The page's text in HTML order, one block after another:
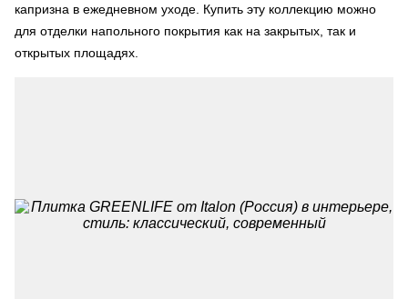
капризна в ежедневном уходе. Купить эту коллекцию можно
для отделки напольного покрытия как на закрытых, так и
открытых площадях.